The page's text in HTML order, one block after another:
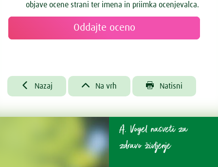
objave ocene strani ter imena in priimka ocenjevalca.
 Nazaj  Na vrh  Natisni
A. Vogel nasveti za
zdravo življenje